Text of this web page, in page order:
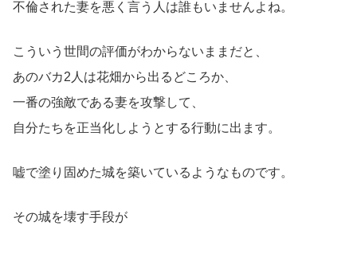
不倫された妻を悪く言う人は誰もいませんよね。
こういう世間の評価がわからないままだと、
あのバカ2人は花畑から出るどころか、
一番の強敵である妻を攻撃して、
自分たちを正当化しようとする行動に出ます。
嘘で塗り固めた城を築いているようなものです。
その城を壊す手段が